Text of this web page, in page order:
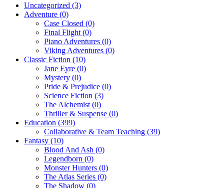
Uncategorized (3)
Adventure (0)
Case Closed (0)
Final Flight (0)
Piano Adventures (0)
Viking Adventures (0)
Classic Fiction (10)
Jane Eyre (0)
Mystery (0)
Pride & Prejudice (0)
Science Fiction (3)
The Alchemist (0)
Thriller & Suspense (0)
Education (399)
Collaborative & Team Teaching (39)
Fantasy (10)
Blood And Ash (0)
Legendborn (0)
Monster Hunters (0)
The Atlas Series (0)
The Shadow (0)